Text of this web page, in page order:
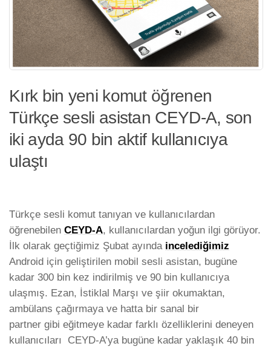
Kırk bin yeni komut öğrenen
Türkçe sesli asistan CEYD-A, son
iki ayda 90 bin aktif kullanıcıya
ulaştı
Türkçe sesli komut tanıyan ve kullanıcılardan
öğrenebilen CEYD-A, kullanıcılardan yoğun ilgi görüyor.
İlk olarak geçtiğimiz Şubat ayında incelediğimiz
Android için geliştirilen mobil sesli asistan, bugüne
kadar 300 bin kez indirilmiş ve 90 bin kullanıcıya
ulaşmış. Ezan, İstiklal Marşı ve şiir okumaktan,
ambülans çağırmaya ve hatta bir sanal bir
partner gibi eğitmeye kadar farklı özelliklerini deneyen
kullanıcıları CEYD-A’ya bugüne kadar yaklaşık 40 bin